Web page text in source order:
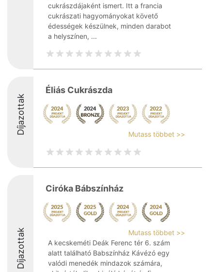
cukrászdájaként ismert. Itt a francia
cukrászati hagyományokat követő
édességek készülnek, minden darabot
a helyszínen, ...
Díjazottak
Éliás Cukrászda
Mutass többet >>
Díjazottak
Ciróka Bábszínház
Mutass többet >>
A kecskeméti Deák Ferenc tér 6. szám
alatt található Babszínház Kávézó egy
valódi menedék mindazok számára,